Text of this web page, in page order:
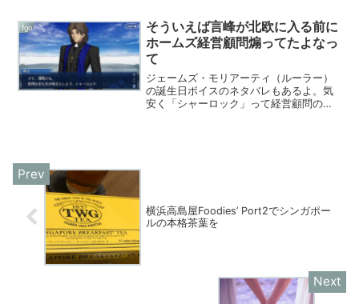
日の更新でようやく特攻サーヴァントと
参加条件「...
fgo
そういえば言峰が北欧に入る前に
ホームズ経営顧問煽ってたよなっ
て
ジェームズ・モリアーティ（ルーラー）
の誕生日ボイスのネタバレもあるよ。気
安く「シャーロック」って経営顧問のな
横浜高島屋Foodies’ Port2でシンガポー
ルの本格茶葉を